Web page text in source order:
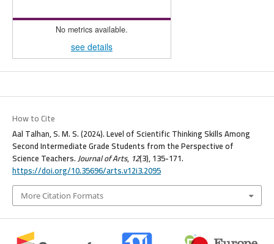
No metrics available.
see details
How to Cite
Aal Talhan, S. M. S. (2024). Level of Scientific Thinking Skills Among
Second Intermediate Grade Students from the Perspective of
Science Teachers.Journal of Arts, 12(3), 135-171.
https://doi.org/10.35696/arts.v12i3.2095
More Citation Formats